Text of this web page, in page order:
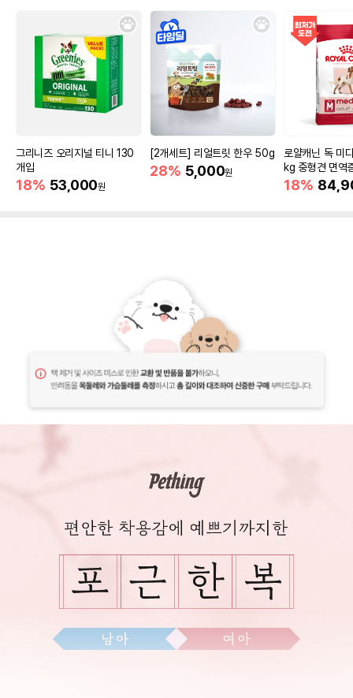
그리니즈 오리지널 티니 130
개입
18% 53,000원
[2개세트] 리얼트릿 한우 50g
28% 5,000원
로얄캐닌 독 미
kg 중형견 면역
18%